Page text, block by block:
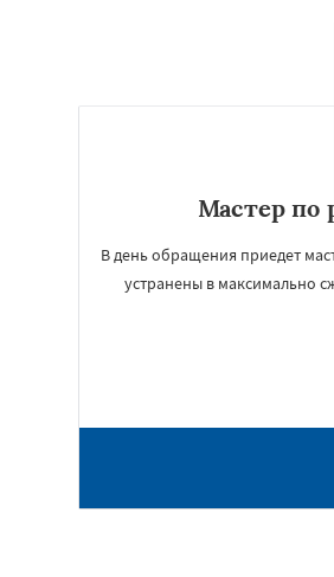
Мастер по
В день обращения приедет
устранены в максимально